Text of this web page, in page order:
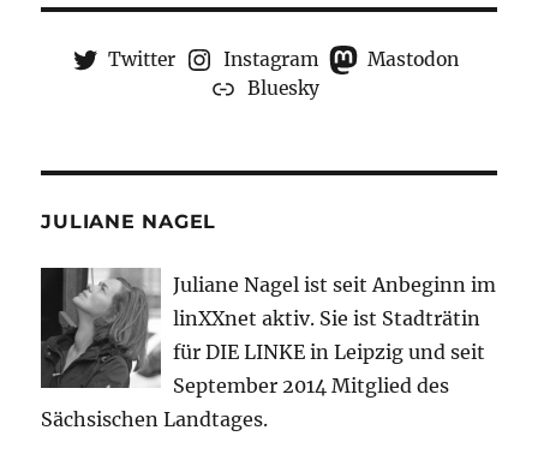
Twitter Instagram
Mastodon
Bluesky
JULIANE NAGEL
Juliane Nagel ist seit Anbeginn im
linXXnet aktiv. Sie ist Stadträtin
für DIE LINKE in Leipzig und seit
September 2014 Mitglied des
Sächsischen Landtages.